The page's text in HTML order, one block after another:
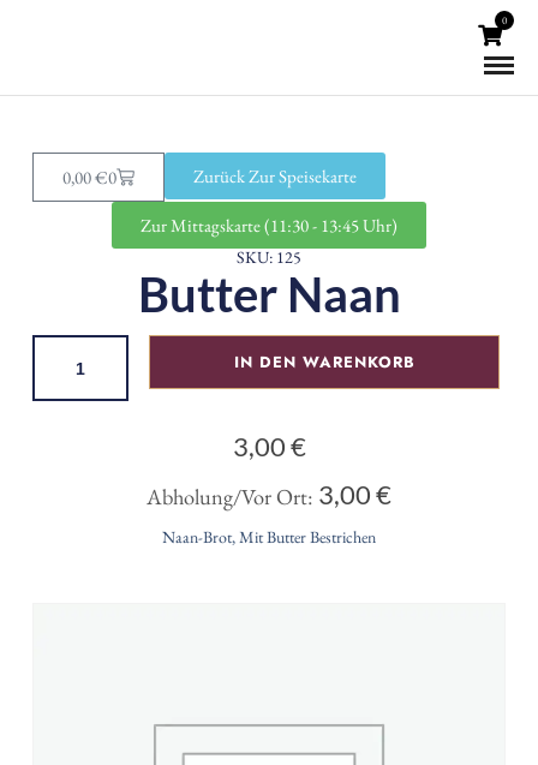
0
0,00€0 Zurück Zur Speisekarte
Zur Mittagskarte (11:30 - 13:45 Uhr)
SKU: 125
Butter Naan
IN DEN WARENKORB
3,00€
Abholung/Vor Ort: 3,00€
Naan-Brot, Mit Butter Bestrichen